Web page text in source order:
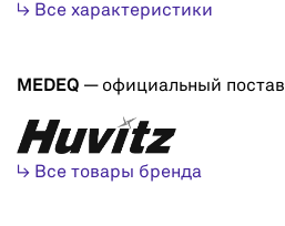
↳ Все характеристики
MEDEQ — официальный
↳ Все товары бренда